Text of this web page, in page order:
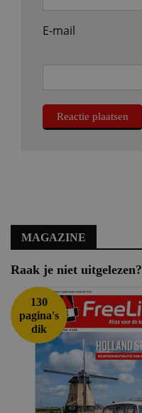
E-mail
MAGAZINE
Raak je niet uitgelezen?
130
pagina's
dik